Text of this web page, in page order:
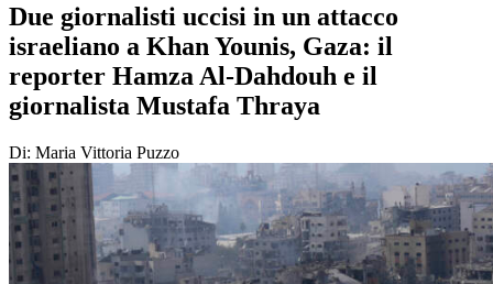
Due giornalisti uccisi in un attacco
israeliano a Khan Younis, Gaza: il
reporter Hamza Al-Dahdouh e il
giornalista Mustafa Thraya
Di: Maria Vittoria Puzzo